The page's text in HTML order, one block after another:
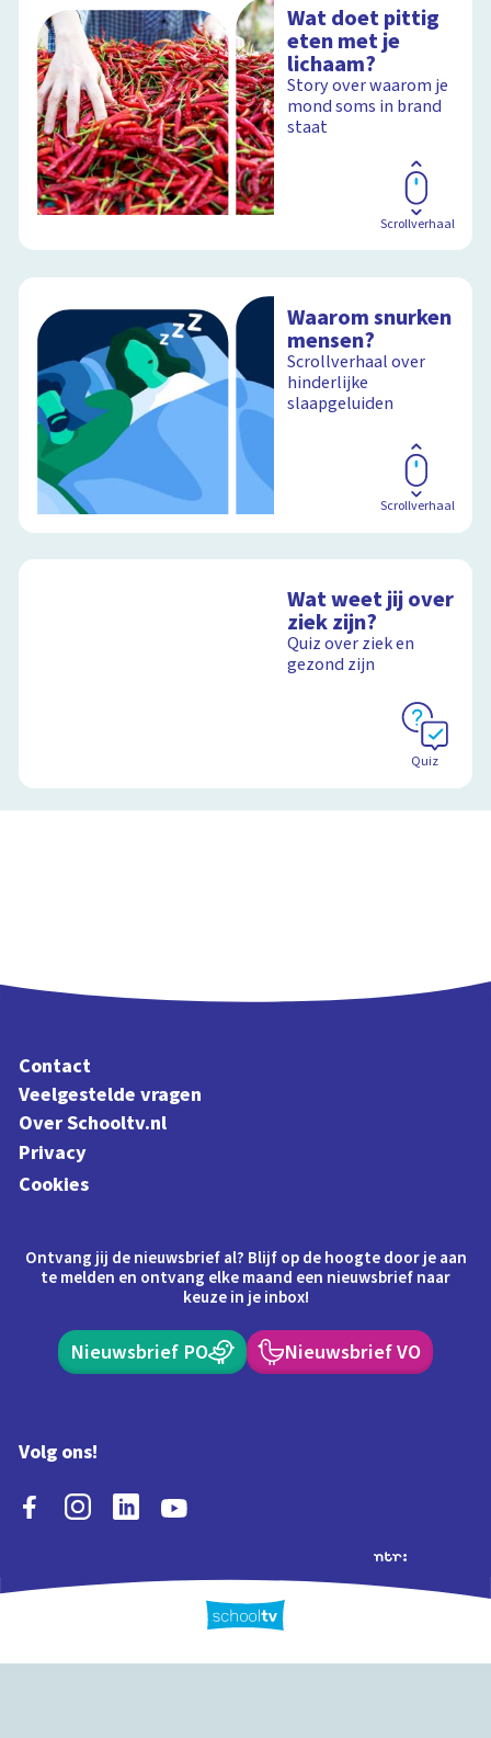
Wat doet pittig
eten met je
lichaam?
Story over waarom je
mond soms in brand
staat
Scrollverhaal
Waarom snurken
mensen?
Scrollverhaal over
hinderlijke
slaapgeluiden
Scrollverhaal
Wat weet jij over
ziek zijn?
Quiz over ziek en
gezond zijn
Quiz
Contact
Veelgestelde vragen
Over Schooltv.nl
Privacy
Cookies
Ontvang jij de nieuwsbrief al? Blijf op de hoogte door je aan
te melden en ontvang elke maand een nieuwsbrief naar
keuze in je inbox!
Nieuwsbrief PO Nieuwsbrief VO
Volg ons!